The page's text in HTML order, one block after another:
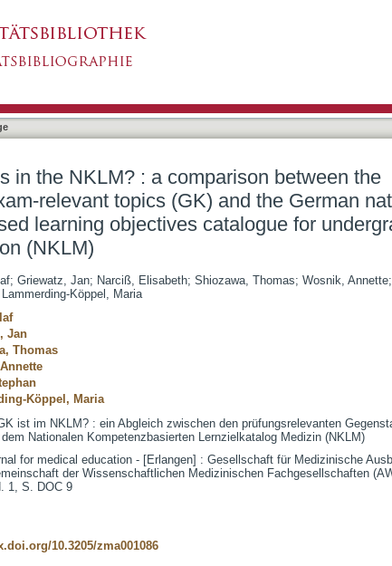
between the catalogues of exam-
learning objectives catalogue for
in the NKLM? : a comparison between the
relevant topics (GK) and the German
learning objectives catalogue for
(NKLM)
; Griewatz, Jan; Narciß, Elisabeth; Shiozawa, Thomas; Wosnik, Annette;
Lammerding-Köppel, Maria
Jan
Thomas
Köppel, Maria
ist im NKLM? : ein Abgleich zwischen den prüfungsrelevanten
Nationalen Kompetenzbasierten Lernzielkatalog Medizin (NKLM)
for medical education - [Erlangen] : Gesellschaft für Medizinische
der Wissenschaftlichen Medizinischen Fachgesellschaften
1, S. DOC 9
10.3205/zma001086